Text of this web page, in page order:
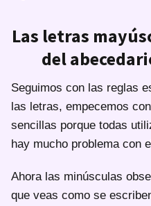
Las letras
del
Seguimos con las reglas
las letras, empecemos
sencillas porque todas
hay mucho problema con
Ahora las minúsculas
que veas como se